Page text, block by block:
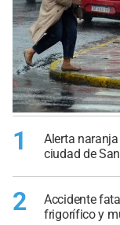
1
Alerta
ciudad de
2
Accidente
frigorífico y